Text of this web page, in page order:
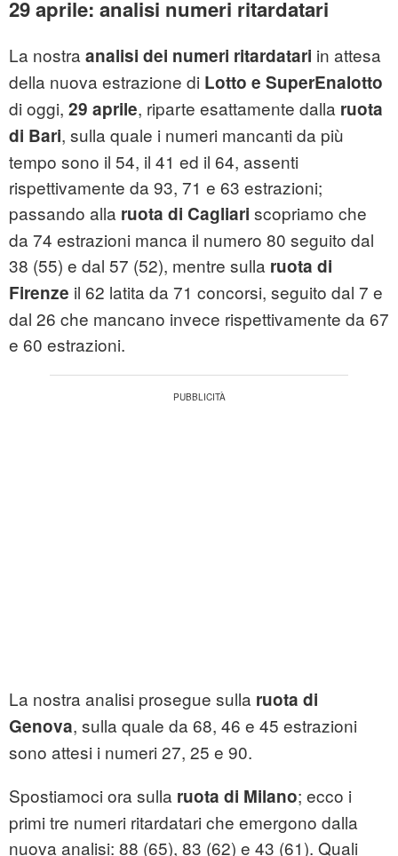
29 aprile: analisi numeri ritardatari
La nostra analisi dei numeri ritardatari in attesa
della nuova estrazione di Lotto e SuperEnalotto
di oggi, 29 aprile, riparte esattamente dalla ruota
di Bari, sulla quale i numeri mancanti da più
tempo sono il 54, il 41 ed il 64, assenti
rispettivamente da 93, 71 e 63 estrazioni;
passando alla ruota di Cagliari scopriamo che
da 74 estrazioni manca il numero 80 seguito dal
38 (55) e dal 57 (52), mentre sulla ruota di
Firenze il 62 latita da 71 concorsi, seguito dal 7 e
dal 26 che mancano invece rispettivamente da 67
e 60 estrazioni.
La nostra analisi prosegue sulla ruota di
Genova, sulla quale da 68, 46 e 45 estrazioni
sono attesi i numeri 27, 25 e 90.
Spostiamoci ora sulla ruota di Milano; ecco i
primi tre numeri ritardatari che emergono dalla
nuova analisi: 88 (65), 83 (62) e 43 (61). Quali